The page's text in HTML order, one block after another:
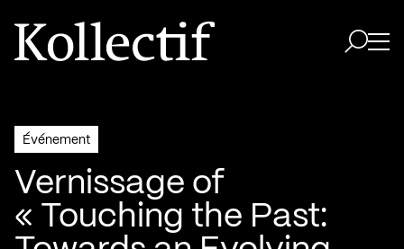
Aller à la page d'accueil
Logo Kollectif
Événement
Vernissage of
« Touching the Past: